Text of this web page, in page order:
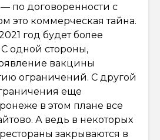
— по договоренности с
это коммерческая тайна.
год будет более
одной стороны,
вакцины
ограничений. С другой
еще
в этом плане все
А ведь в некоторых
закрываются в